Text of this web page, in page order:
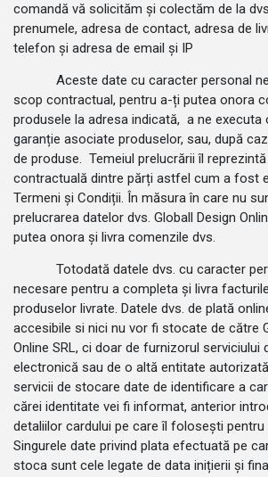
comandă vă solicităm și colectăm de la
prenumele, adresa de contact, adresa de
telefon și adresa de email și IP
Aceste date cu caracter personal ne
scop contractual, pentru a-ți putea onora
produsele la adresa indicată, a ne executa
garanție asociate produselor, sau, după
de produse. Temeiul prelucrării îl
contractuală dintre părți astfel cum a fost
Termeni și Condiții. În măsura în care nu
prelucrarea datelor dvs. Globall Design
putea onora și livra comenzile dvs.
Totodată datele dvs. cu caracter
necesare pentru a completa și livra
produselor livrate. Datele dvs. de plată
accesibile si nici nu vor fi stocate de către
Online SRL, ci doar de furnizorul serviciului
electronică sau de o altă entitate
servicii de stocare date de identificare a
cărei identitate vei fi informat, anterior
detaliilor cardului pe care îl folosești pentru
Singurele date privind plata efectuată pe
stoca sunt cele legate de data inițierii și